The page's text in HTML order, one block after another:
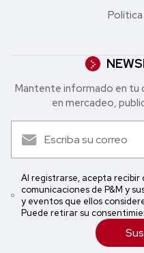
Mantente informado en tu
en mercadeo,
Al registrarse, acepta
comunicaciones de P&M y
y eventos que ellos
Puede retirar su